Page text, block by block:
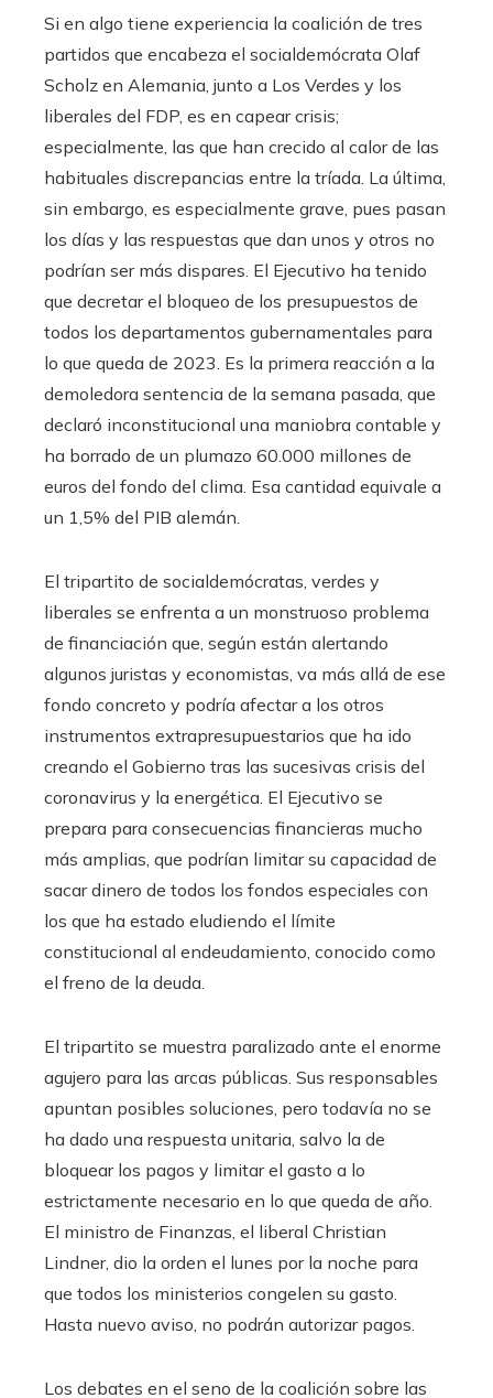
Si en algo tiene experiencia la coalición de tres
partidos que encabeza el socialdemócrata Olaf
Scholz en Alemania, junto a Los Verdes y los
liberales del FDP, es en capear crisis;
especialmente, las que han crecido al calor de las
habituales discrepancias entre la tríada. La última,
sin embargo, es especialmente grave, pues pasan
los días y las respuestas que dan unos y otros no
podrían ser más dispares. El Ejecutivo ha tenido
que decretar el bloqueo de los presupuestos de
todos los departamentos gubernamentales para
lo que queda de 2023. Es la primera reacción a la
demoledora sentencia de la semana pasada, que
declaró inconstitucional una maniobra contable y
ha borrado de un plumazo 60.000 millones de
euros del fondo del clima. Esa cantidad equivale a
un 1,5% del PIB alemán.
El tripartito de socialdemócratas, verdes y
liberales se enfrenta a un monstruoso problema
de financiación que, según están alertando
algunos juristas y economistas, va más allá de ese
fondo concreto y podría afectar a los otros
instrumentos extrapresupuestarios que ha ido
creando el Gobierno tras las sucesivas crisis del
coronavirus y la energética. El Ejecutivo se
prepara para consecuencias financieras mucho
más amplias, que podrían limitar su capacidad de
sacar dinero de todos los fondos especiales con
los que ha estado eludiendo el límite
constitucional al endeudamiento, conocido como
el freno de la deuda.
El tripartito se muestra paralizado ante el enorme
agujero para las arcas públicas. Sus responsables
apuntan posibles soluciones, pero todavía no se
ha dado una respuesta unitaria, salvo la de
bloquear los pagos y limitar el gasto a lo
estrictamente necesario en lo que queda de año.
El ministro de Finanzas, el liberal Christian
Lindner, dio la orden el lunes por la noche para
que todos los ministerios congelen su gasto.
Hasta nuevo aviso, no podrán autorizar pagos.
Los debates en el seno de la coalición sobre las